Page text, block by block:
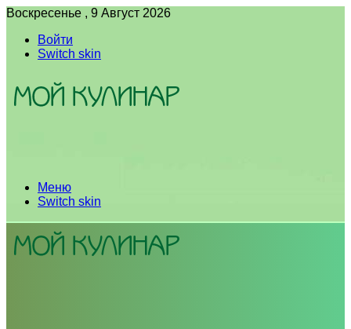
Воскресенье , 9 Август 2026
Войти
Switch skin
Меню
Switch skin